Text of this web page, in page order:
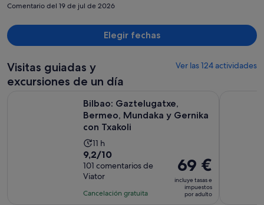
Comentario del 19 de jul de 2026
Elegir fechas
Visitas guiadas y
excursiones de un día
Ver las 124 actividades
Bilbao: Gaztelugatxe,
Bermeo, Mundaka y Gernika
con Txakoli
La
duración
de
la
actividad
11 h
9.2
sobre
10
con
9,2/10
101 comentarios de
Viator
Cancelación gratuita
El
precio
es
de
69 €
incluye tasas e
impuestos
por adulto